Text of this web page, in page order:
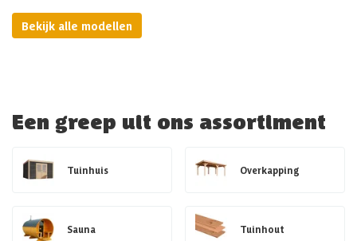
Bekijk alle modellen
Een greep uit ons assortiment
Tuinhuis Overkapping
Sauna Tuinhout